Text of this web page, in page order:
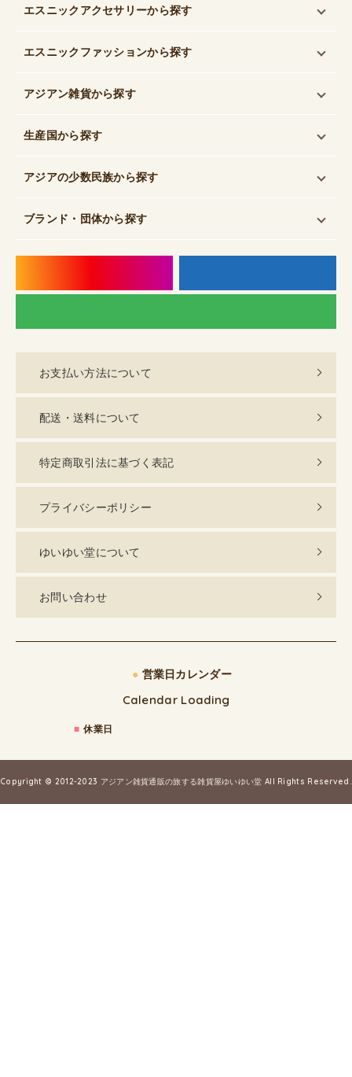
エスニックアクセサリーから探す
エスニックファッションから探す
アジアン雑貨から探す
生産国から探す
アジアの少数民族から探す
ブランド・団体から探す
お支払い方法について
配送・送料について
特定商取引法に基づく表記
プライバシーポリシー
ゆいゆい堂について
お問い合わせ
● 営業日カレンダー
Calendar Loading
■ 休業日
Copyright © 2012-2023 アジアン雑貨通販の旅する雑貨屋ゆいゆい堂 All Rights Reserved.